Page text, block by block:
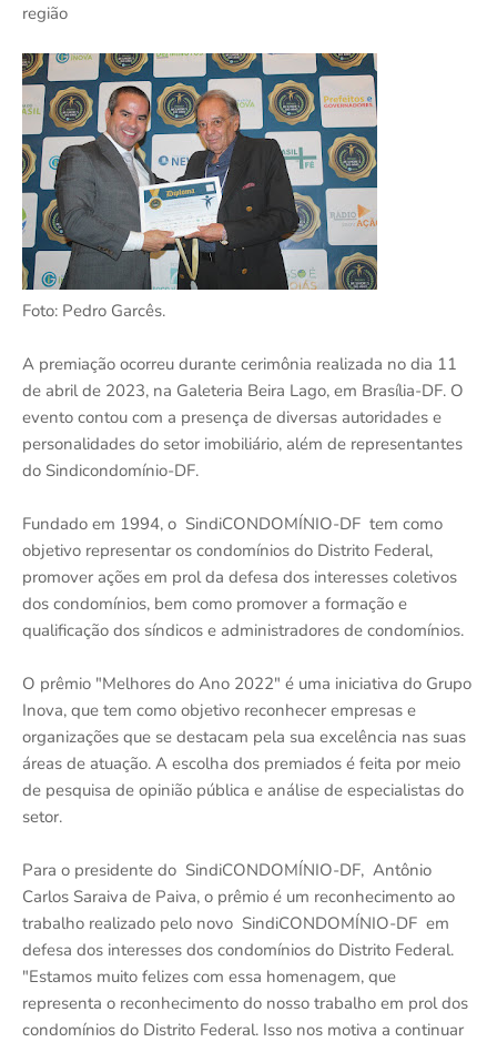
região
Foto: Pedro Garcês.
A premiação ocorreu durante cerimônia realizada no dia 11
de abril de 2023, na Galeteria Beira Lago, em Brasília-DF. O
evento contou com a presença de diversas autoridades e
personalidades do setor imobiliário, além de representantes
do Sindicondomínio-DF.
Fundado em 1994, o SindiCONDOMÍNIO-DF tem como
objetivo representar os condomínios do Distrito Federal,
promover ações em prol da defesa dos interesses coletivos
dos condomínios, bem como promover a formação e
qualificação dos síndicos e administradores de condomínios.
O prêmio "Melhores do Ano 2022" é uma iniciativa do Grupo
Inova, que tem como objetivo reconhecer empresas e
organizações que se destacam pela sua excelência nas suas
áreas de atuação. A escolha dos premiados é feita por meio
de pesquisa de opinião pública e análise de especialistas do
setor.
Para o presidente do SindiCONDOMÍNIO-DF, Antônio
Carlos Saraiva de Paiva, o prêmio é um reconhecimento ao
trabalho realizado pelo novo SindiCONDOMÍNIO-DF em
defesa dos interesses dos condomínios do Distrito Federal.
"Estamos muito felizes com essa homenagem, que
representa o reconhecimento do nosso trabalho em prol dos
condomínios do Distrito Federal. Isso nos motiva a continuar